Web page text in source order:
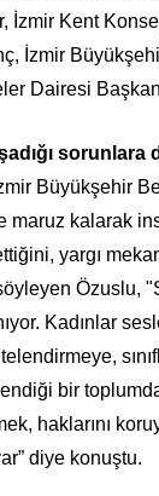
İzmir Kent
İzmir
Dairesi
sorunlara
Büyükşehir
maruz kalarak
yargı
Özuslu,
Kadınlar
bir
haklarını
diye konuştu.